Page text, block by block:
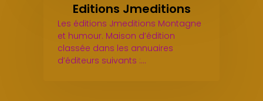
Editions Jmeditions
Les éditions Jmeditions Montagne
et humour. Maison d’édition
classée dans les annuaires
d’éditeurs suivants :…